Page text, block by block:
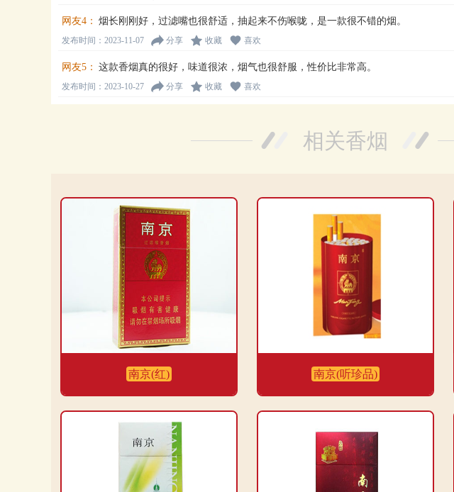
网友4： 烟长刚刚好，过滤嘴也很舒适，抽起来不伤喉咙，是一款很不错的烟。
发布时间：2023-11-07 分享 收藏 喜欢
网友5： 这款香烟真的很好，味道很浓，烟气也很舒服，性价比非常高。
发布时间：2023-10-27 分享 收藏 喜欢
相关香烟
南京(红) 南京(听珍品)